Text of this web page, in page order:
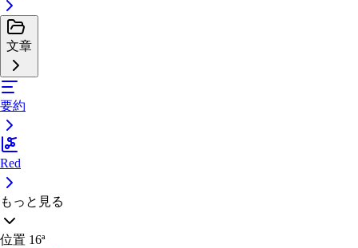
文章
要約
Red
もっと見る
位置 16ª